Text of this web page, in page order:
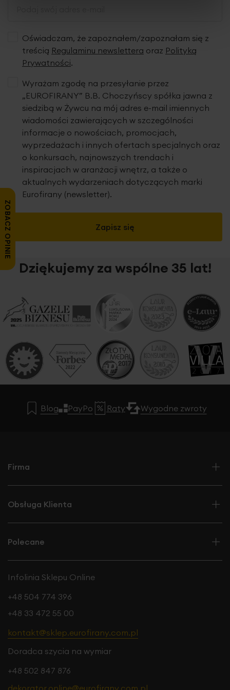
Podany wymiar dotyczy szerokości zasłony na gotowo
po zmarszczeniu.
Dane techniczne:
zawieszenie: flex, marszczenie 1:1,5
skład: 100% poliester-welur
gramatura: 195 g/m2
tolerancja rozmiaru: +/- 3cm
konserwacja: pranie w temp. 30 st., nie suszyć w suszarce
bębnowej, prasowanie do 110 st.
Produkt jest szyty w naszej pracowni w Polsce
Oświadczam, że zapoznałem/zapoznałam się z
treścią Regulaminu newslettera oraz Polityką
Prywatności.
Zapisz się
Wyrażam zgodę na przesyłanie przez
„EUROFIRANY” B.B. Choczyńscy spółka jawna z
siedzibą w Żywcu na mój adres e-mail imiennych
wiadomości zawierających w szczególności
informacje o nowościach, promocjach,
wyprzedażach i innych ofertach specjalnych oraz
o konkursach, najnowszych trendach i
inspiracjach w aranżacji wnętrz, a także o
aktualnych wydarzeniach dotyczących marki
Eurofirany (newsletter).
Dziękujemy za wspólne 35 lat!
Blog PayPo Raty Wygodne zwroty
Firma
Obsługa Klienta
Polecane
Infolinia Sklepu Online
+48 504 774 396
+48 33 472 55 00
kontakt@sklep.eurofirany.com.pl
Doradca szycia na wymiar
+48 502 847 876
dekorator.online@eurofirany.com.pl
ZOBACZ OPINIE